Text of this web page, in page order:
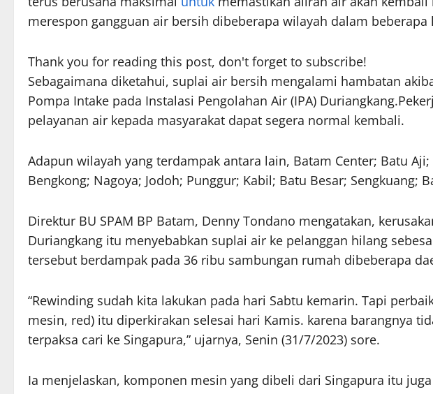
merespon gangguan air bersih dibeberapa wilayah dalam beberapa
Thank you for reading this post, don't forget to subscribe!
Sebagaimana diketahui, suplai air bersih mengalami hambatan
Pompa Intake pada Instalasi Pengolahan Air (IPA)
pelayanan air kepada masyarakat dapat segera normal kembali.
Adapun wilayah yang terdampak antara lain, Batam Center; Batu
Bengkong; Nagoya; Jodoh; Punggur; Kabil; Batu Besar; Sengkuang;
Direktur BU SPAM BP Batam, Denny Tondano mengatakan,
Duriangkang itu menyebabkan suplai air ke pelanggan hilang
tersebut berdampak pada 36 ribu sambungan rumah dibeberapa
“Rewinding sudah kita lakukan pada hari Sabtu kemarin. Tapi
mesin, red) itu diperkirakan selesai hari Kamis. karena barangnya
terpaksa cari ke Singapura,” ujarnya, Senin (31/7/2023) sore.
Ia menjelaskan, komponen mesin yang dibeli dari Singapura itu